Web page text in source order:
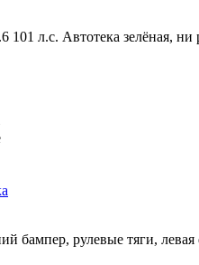
л.с. Автотека зелёная, ни
бампер, рулевые тяги,